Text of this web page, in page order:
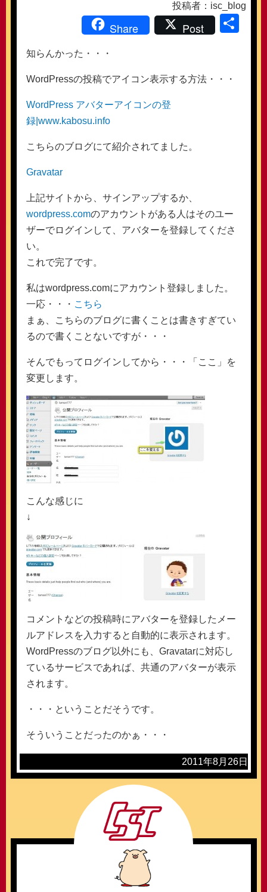
投稿者：isc_blog
Share Post
知らんかった・・・
WordPressの投稿でアイコン表示する方法・・・
WordPress アバターアイコンの登
録|www.kabosu.info
こちらのブログにて紹介されてました。
Gravatar
上記サイトから、サインアップするか、
wordpress.comのアカウントがある人はそのユー
ザーでログインして、アバターを登録してくださ
い。
これで完了です。
私はwordpress.comにアカウント登録しました。
一応・・・ こちら
まぁ、こちらのブログに書くことは書きすぎてい
るので書くことないですが・・・
そんでもってログインしてから・・・「ここ」を
変更します。
こんな感じに
↓
コメントなどの投稿時にアバターを登録したメー
ルアドレスを入力すると自動的に表示されます。
WordPressのブログ以外にも、Gravatarに対応し
ているサービスであれば、共通のアバターが表示
されます。
・・・ということだそうです。
そういうことだったのかぁ・・・
2011年8月26日